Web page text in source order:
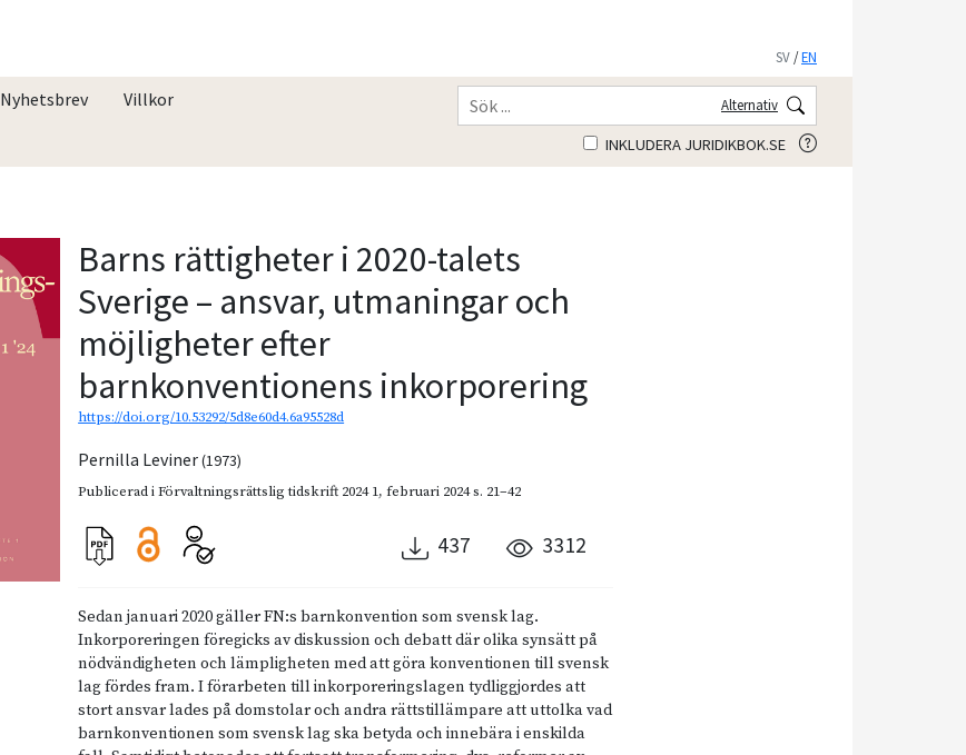
SV /EN
Nyhetsbrev Villkor Alternativ
INKLUDERA JURIDIKBOK.SE
Barns rättigheter i 2020-talets
Sverige – ansvar, utmaningar och
möjligheter efter
barnkonventionens inkorporering
https://doi.org/10.53292/5d8e60d4.6a95528d
Pernilla Leviner(1973)
Publicerad iFörvaltningsrättslig tidskrift 2024 1,februari 2024s. 21–42
437 3312
Sedan januari 2020 gäller FN:s barnkonvention som svensk lag.
Inkorporeringen föregicks av diskussion och debatt där olika synsätt på
nödvändigheten och lämpligheten med att göra konventionen till svensk
lag fördes fram. I förarbeten till inkorporeringslagen tydliggjordes att
stort ansvar lades på domstolar och andra rättstillämpare att uttolka vad
barnkonventionen som svensk lag ska betyda och innebära i enskilda